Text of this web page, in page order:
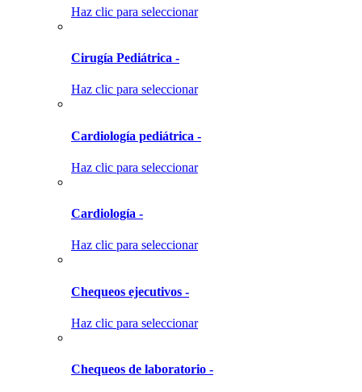
Haz clic para seleccionar
Cirugía Pediátrica -
Haz clic para seleccionar
Cardiología pediátrica -
Haz clic para seleccionar
Cardiología -
Haz clic para seleccionar
Chequeos ejecutivos -
Haz clic para seleccionar
Chequeos de laboratorio -